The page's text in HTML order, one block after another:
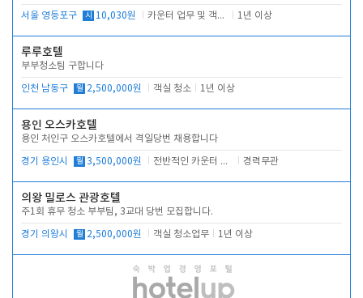
서울 영등포구 시 10,030원 카운터 업무 및 객실관리(청소상태 확인, 객실판매) 1년 이상
루루호텔
부부청소팀 구합니다
인천 남동구 월 2,500,000원 객실 청소 1년 이상
용인 오스카호텔
용인 처인구 오스카호텔에서 격일당번 채용합니다
경기 용인시 월 3,500,000원 전반적인 카운터 업무 경력무관
의왕 밀로스 관광호텔
주1회 휴무 청소 부부팀, 3교대 당번 모집합니다.
경기 의왕시 월 2,500,000원 객실 청소업무 1년 이상